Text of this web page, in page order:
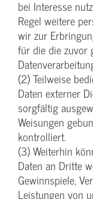
bei Interesse
Regel weitere
wir zur
für die die zuvor
(2) Teilweise
Daten externer
sorgfältig
Weisungen
kontrolliert.
(3) Weiterhin
Daten an Dritte
Gewinnspiele,
Leistungen von